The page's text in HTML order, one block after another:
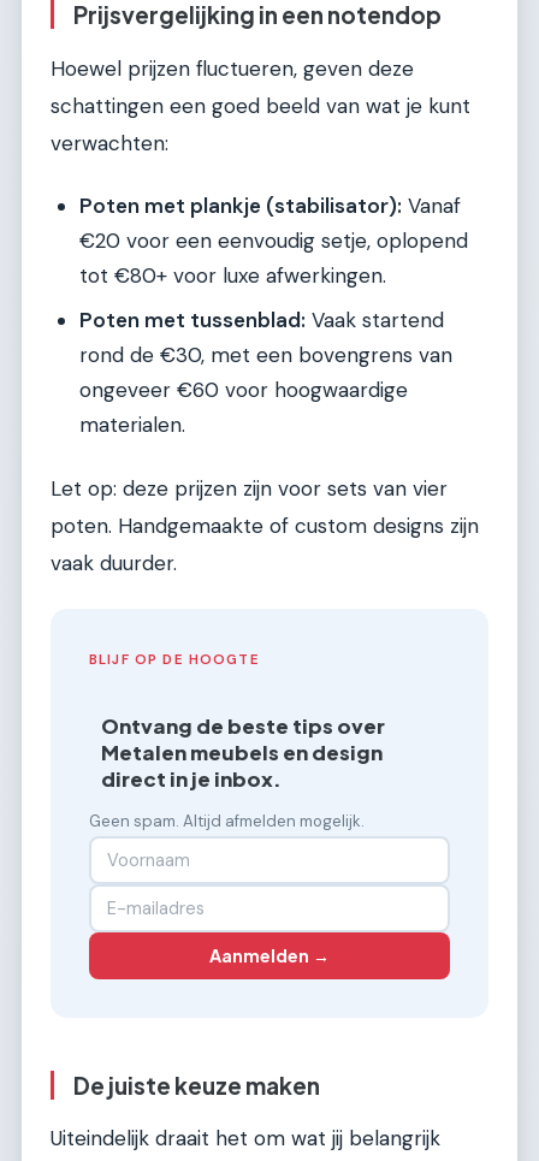
Prijsvergelijking in een notendop
Hoewel prijzen fluctueren, geven deze
schattingen een goed beeld van wat je kunt
verwachten:
Poten met plankje (stabilisator): Vanaf
€20 voor een eenvoudig setje, oplopend
tot €80+ voor luxe afwerkingen.
Poten met tussenblad: Vaak startend
rond de €30, met een bovengrens van
ongeveer €60 voor hoogwaardige
materialen.
Let op: deze prijzen zijn voor sets van vier
poten. Handgemaakte of custom designs zijn
vaak duurder.
BLIJF OP DE HOOGTE
Ontvang de beste tips over
Metalen meubels en design
direct in je inbox.
Geen spam. Altijd afmelden mogelijk.
Aanmelden →
De juiste keuze maken
Uiteindelijk draait het om wat jij belangrijk